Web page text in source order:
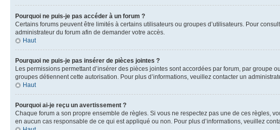
Pourquoi ne puis-je pas accéder à un forum ?
Certains forums peuvent être limités à certains utilisateurs ou groupes d’utilisateurs. Pour
administrateur du forum afin de demander votre accès.
Haut
Pourquoi ne puis-je pas insérer de pièces jointes ?
Les permissions permettant d’insérer des pièces jointes sont accordées par forum, par groupe
groupes détiennent cette autorisation. Pour plus d’informations, veuillez contacter un
Haut
Pourquoi ai-je reçu un avertissement ?
Chaque forum a son propre ensemble de règles. Si vous ne respectez pas une de ces règles,
en aucun cas responsable de ce qui est appliqué ou non. Pour plus d’informations, veuillez